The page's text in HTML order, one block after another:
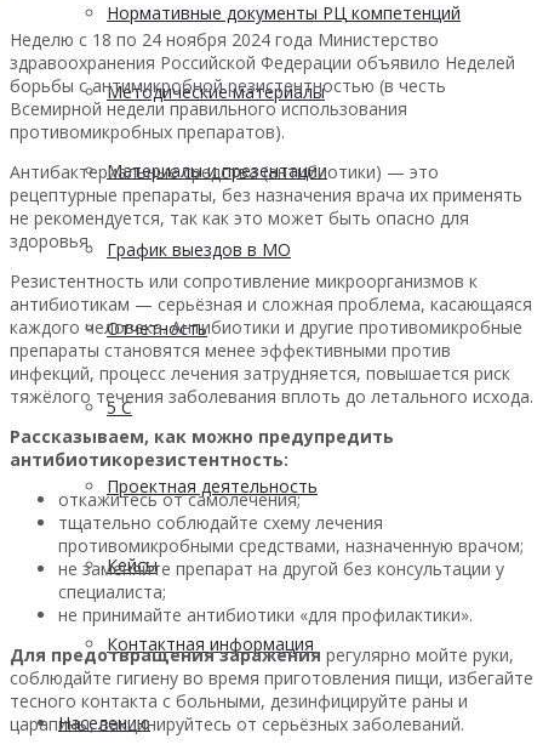
Нормативные документы РЦ компетенций
Методические материалы
Материалы и презентации
График выездов в МО
Отчетность
5 С
Проектная деятельность
Кейсы
Контактная информация
Населению
Неделю с 18 по 24 ноября 2024 года Министерство
здравоохранения Российской Федерации объявило Неделей
борьбы с антимикробной резистентностью (в честь
Всемирной недели правильного использования
противомикробных препаратов).
Антибактериальные средства (антибиотики) — это
рецептурные препараты, без назначения врача их применять
не рекомендуется, так как это может быть опасно для
здоровья.
Резистентность или сопротивление микроорганизмов к
антибиотикам — серьёзная и сложная проблема, касающаяся
каждого человека. Антибиотики и другие противомикробные
препараты становятся менее эффективными против
инфекций, процесс лечения затрудняется, повышается риск
тяжёлого течения заболевания вплоть до летального исхода.
Рассказываем, как можно предупредить
антибиотикорезистентность:
откажитесь от самолечения;
тщательно соблюдайте схему лечения
противомикробными средствами, назначенную врачом;
не заменяйте препарат на другой без консультации у
специалиста;
не принимайте антибиотики «для профилактики».
Для предотвращения заражения регулярно мойте руки,
соблюдайте гигиену во время приготовления пищи, избегайте
тесного контакта с больными, дезинфицируйте раны и
царапины, вакцинируйтесь от серьёзных заболеваний.